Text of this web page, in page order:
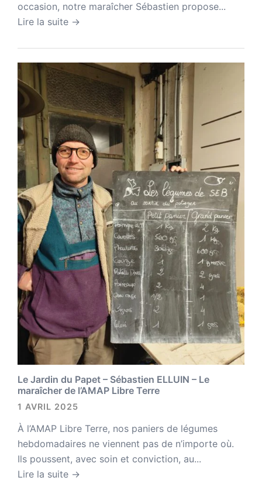
occasion, notre maraîcher Sébastien propose...
Lire la suite →
Le Jardin du Papet – Sébastien ELLUIN – Le
maraîcher de l’AMAP Libre Terre
1 AVRIL 2025
À l’AMAP Libre Terre, nos paniers de légumes
hebdomadaires ne viennent pas de n’importe où.
Ils poussent, avec soin et conviction, au...
Lire la suite →